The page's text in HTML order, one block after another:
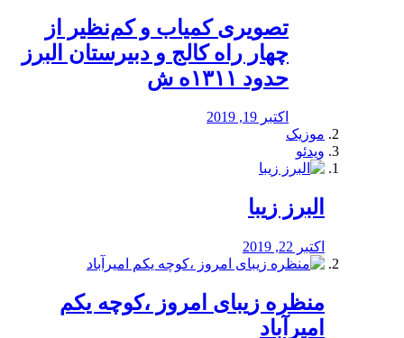
️تصویری کمیاب و کم‌نظیر از
چهار راه كالج و دبيرستان البرز
حدود ۱۳۱۱ه ش
اکتبر 19, 2019
موزیک
ویدئو
البرز زیبا
اکتبر 22, 2019
منظره‌‌ زیبای امروز ،کوچه یکم
امیرآباد